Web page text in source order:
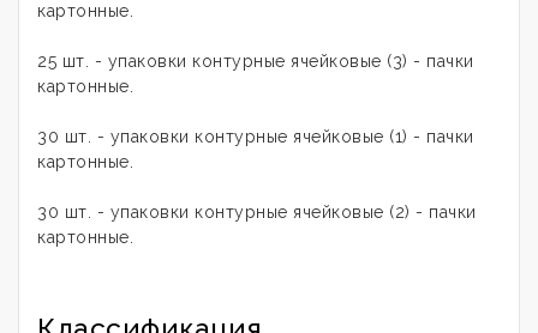
картонные.
25 шт. - упаковки контурные ячейковые (3) - пачки
картонные.
30 шт. - упаковки контурные ячейковые (1) - пачки
картонные.
30 шт. - упаковки контурные ячейковые (2) - пачки
картонные.